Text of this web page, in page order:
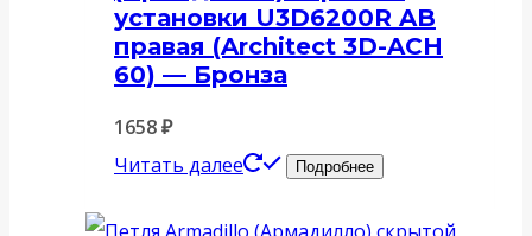
установки U3D6200R AB
правая (Architect 3D-ACH
60) — Бронза
1658₽
Читать далее
Подробнее